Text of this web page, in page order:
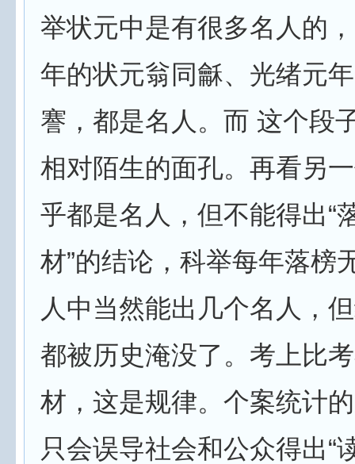
举状元中是有很多名人的
年的状元翁同龢、光绪元
謇，都是名人。而 这个段
相对陌生的面孔。再看另
乎都是名人，但不能得出“
材”的结论，科举每年落榜
人中当然能出几个名人，
都被历史淹没了。考上比
材，这是规律。个案统计
只会误导社会和公众得出“